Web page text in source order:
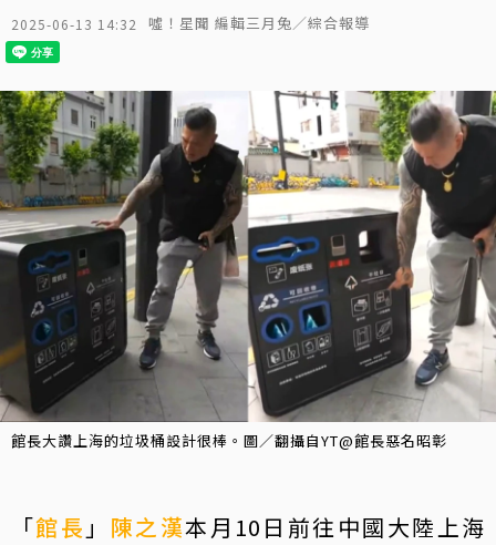
2025-06-13 14:32 噓！星聞 編輯三月兔／綜合報導
館長大讚上海的垃圾桶設計很棒。圖／翻攝自YT@館長惡名昭彰
「館長 」 陳之漢本月10日前往中國大陸上海